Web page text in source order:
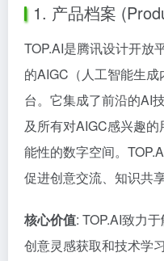
1. 产品档案
TOP.AI是腾讯设计开放
的AIGC（人工智能生
台。它集成了前沿的AI
及所有对AIGC感兴趣
能性的数字空间。
促进创意交流、知识共
核心价值: TOP.AI致力
创意灵感获取和技术学